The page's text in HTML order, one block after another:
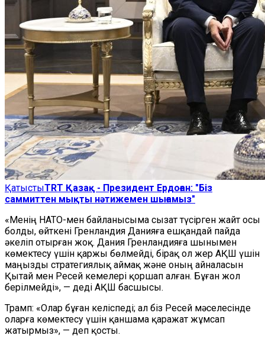
ҚатыстыTRT Қазақ - Президент Ердоған: "Біз
саммиттен мықты нәтижемен шығамыз"
«Менің НАТО-мен байланысыма сызат түсірген жайт осы
болды, өйткені Гренландия Данияға ешқандай пайда
әкеліп отырған жоқ. Дания Гренландияға шынымен
көмектесу үшін қаржы бөлмейді, бірақ ол жер АҚШ үшін
маңызды стратегиялық аймақ және оның айналасын
Қытай мен Ресей кемелері қоршап алған. Бұған жол
берілмейді», — деді АҚШ басшысы.
Трамп: «Олар бұған келіспеді; ал біз Ресей мәселесінде
оларға көмектесу үшін қаншама қаражат жұмсап
жатырмыз», — деп қосты.